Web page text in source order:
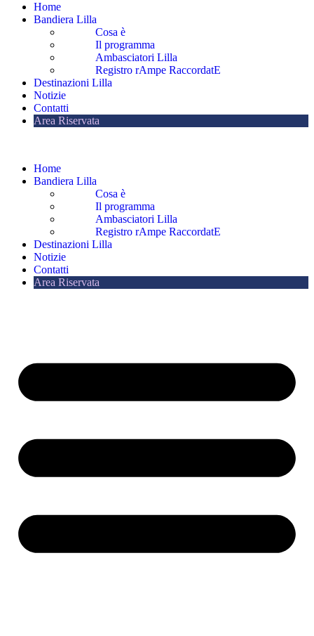
Home
Bandiera Lilla
Cosa è
Il programma
Ambasciatori Lilla
Registro rAmpe RaccordatE
Destinazioni Lilla
Notizie
Contatti
Area Riservata
Home
Bandiera Lilla
Cosa è
Il programma
Ambasciatori Lilla
Registro rAmpe RaccordatE
Destinazioni Lilla
Notizie
Contatti
Area Riservata